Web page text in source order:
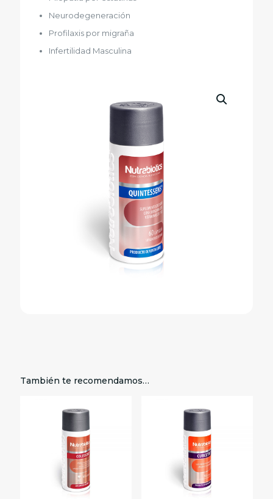
Neurodegeneración
Profilaxis por migraña
Infertilidad Masculina
También te recomendamos…